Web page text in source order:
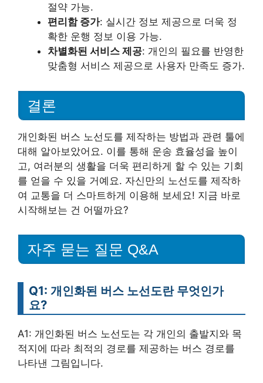
절약 가능.
편리함 증가: 실시간 정보 제공으로 더욱 정
확한 운행 정보 이용 가능.
차별화된 서비스 제공: 개인의 필요를 반영한
맞춤형 서비스 제공으로 사용자 만족도 증가.
결론
개인화된 버스 노선도를 제작하는 방법과 관련 툴에
대해 알아보았어요. 이를 통해 운송 효율성을 높이
고, 여러분의 생활을 더욱 편리하게 할 수 있는 기회
를 얻을 수 있을 거예요. 자신만의 노선도를 제작하
여 교통을 더 스마트하게 이용해 보세요! 지금 바로
시작해보는 건 어떨까요?
자주 묻는 질문 Q&A
Q1: 개인화된 버스 노선도란 무엇인가
요?
A1: 개인화된 버스 노선도는 각 개인의 출발지와 목
적지에 따라 최적의 경로를 제공하는 버스 경로를
나타낸 그림입니다.